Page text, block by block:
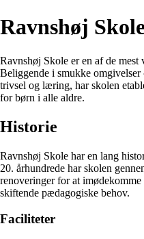
Ravnshøj
Ravnshøj Skole er en af de mest
Beliggende i smukke
trivsel og læring, har skolen
for børn i alle aldre.
Historie
Ravnshøj Skole har en lang
20. århundrede har skolen
renoveringer for at
skiftende pædagogiske behov.
Faciliteter